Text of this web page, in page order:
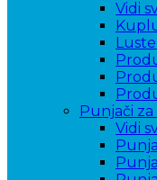
Vidi
Punjači
Vidi